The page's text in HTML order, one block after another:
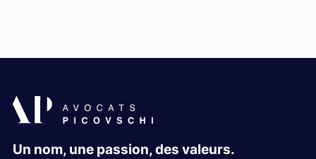
Un nom, une passion, des valeurs.